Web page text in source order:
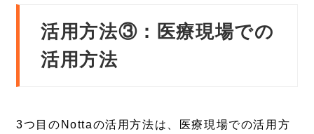
活用方法③：医療現場での
活用方法
3つ目のNottaの活用方法は、医療現場での活用方